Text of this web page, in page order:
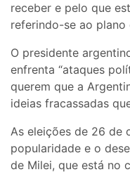
receber e pelo que
referindo-se ao plano
O presidente
enfrenta “ataques
querem que a
ideias fracassadas
As eleições de 26 de
popularidade e o
de Milei, que está no